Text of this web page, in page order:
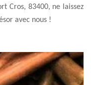
Cros, 83400, ne laissez
avec nous !